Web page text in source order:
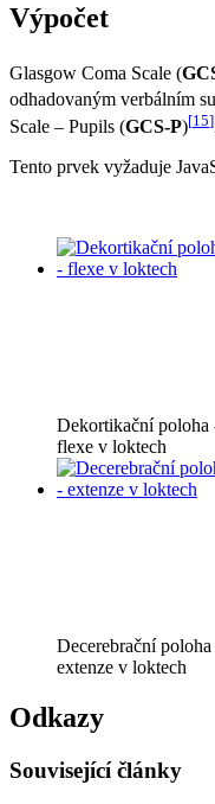
Výpočet
Glasgow Coma Scale (
odhadovaným verbálním
Scale – Pupils (GCS-P)[15]
Tento prvek vyžaduje
Dekortikační poloha
flexe v loktech
Decerebrační poloha
extenze v loktech
Odkazy
Související články